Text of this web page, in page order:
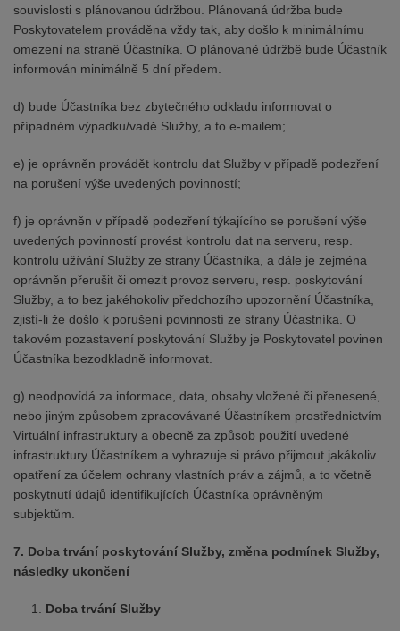
souvislosti s plánovanou údržbou. Plánovaná údržba bude
Poskytovatelem prováděna vždy tak, aby došlo k minimálnímu
omezení na straně Účastníka. O plánované údržbě bude Účastník
informován minimálně 5 dní předem.
d) bude Účastníka bez zbytečného odkladu informovat o
případném výpadku/vadě Služby, a to e-mailem;
e) je oprávněn provádět kontrolu dat Služby v případě podezření
na porušení výše uvedených povinností;
f) je oprávněn v případě podezření týkajícího se porušení výše
uvedených povinností provést kontrolu dat na serveru, resp.
kontrolu užívání Služby ze strany Účastníka, a dále je zejména
oprávněn přerušit či omezit provoz serveru, resp. poskytování
Služby, a to bez jakéhokoliv předchozího upozornění Účastníka,
zjistí-li že došlo k porušení povinností ze strany Účastníka. O
takovém pozastavení poskytování Služby je Poskytovatel povinen
Účastníka bezodkladně informovat.
g) neodpovídá za informace, data, obsahy vložené či přenesené,
nebo jiným způsobem zpracovávané Účastníkem prostřednictvím
Virtuální infrastruktury a obecně za způsob použití uvedené
infrastruktury Účastníkem a vyhrazuje si právo přijmout jakákoliv
opatření za účelem ochrany vlastních práv a zájmů, a to včetně
poskytnutí údajů identifikujících Účastníka oprávněným
subjektům.
7. Doba trvání poskytování Služby, změna podmínek Služby,
následky ukončení
1. Doba trvání Služby